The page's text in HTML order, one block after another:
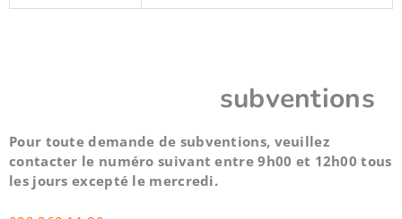
subventions
Pour toute demande de subventions, veuillez
contacter le numéro suivant entre 9h00 et 12h00 tous
les jours excepté le mercredi.